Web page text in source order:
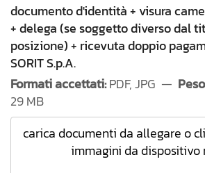
documento d'identità + visura
+ delega (se soggetto diverso dal
posizione) + ricevuta doppio
SORIT S.p.A.
Formati accettati:PDF, JPG —
29 MB
carica documenti da allegare o
immagini da dispositivo